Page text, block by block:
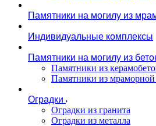
Памятники на могилу из
Индивидуальные комплексы
Памятники на могилу из
Памятники из
Памятники из
Оградки
Оградки из гранита
Оградки из металла